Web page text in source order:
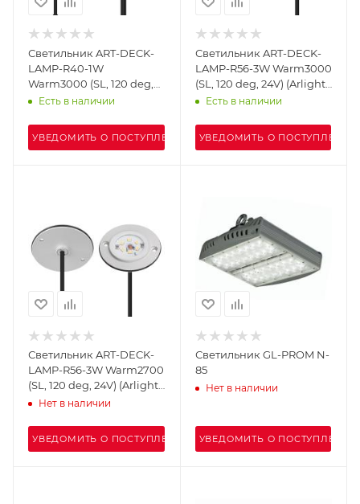
Светильник ART-DECK-
LAMP-R40-1W
Warm3000 (SL, 120 deg,
24V) (Arlight, IP67
Есть в наличии
УВЕДОМИТЬ О ПОСТУПЛЕНИИ
Светильник ART-DECK-
LAMP-R56-3W Warm3000
(SL, 120 deg, 24V) (Arlight,
IP67 Металл, 3 года)
Есть в наличии
УВЕДОМИТЬ О ПОСТУПЛЕНИИ
Светильник ART-DECK-
LAMP-R56-3W Warm2700
(SL, 120 deg, 24V) (Arlight,
IP67 Металл, 3 года)
Нет в наличии
УВЕДОМИТЬ О ПОСТУПЛЕНИИ
Светильник GL-PROM N-
85
Нет в наличии
УВЕДОМИТЬ О ПОСТУПЛЕНИИ